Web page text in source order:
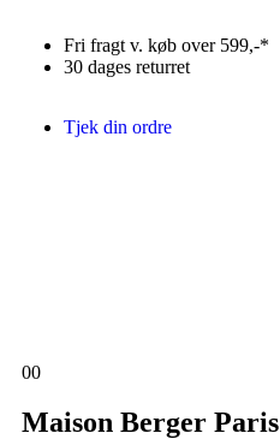
Fri fragt v. køb over 599,-*
30 dages returret
Tjek din ordre
00
Maison Berger Paris